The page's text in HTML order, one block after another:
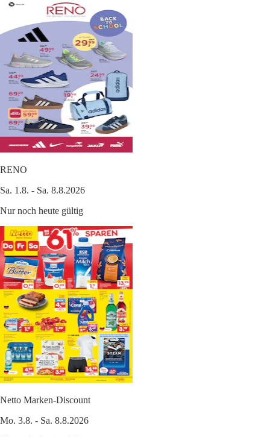
RENO
Sa. 1.8. - Sa. 8.8.2026
Nur noch heute gültig
Netto Marken-Discount
Mo. 3.8. - Sa. 8.8.2026